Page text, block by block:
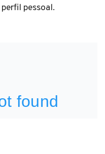
pessoal.